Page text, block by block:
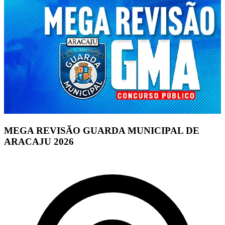
MEGA REVISÃO GUARDA MUNICIPAL DE
ARACAJU 2026